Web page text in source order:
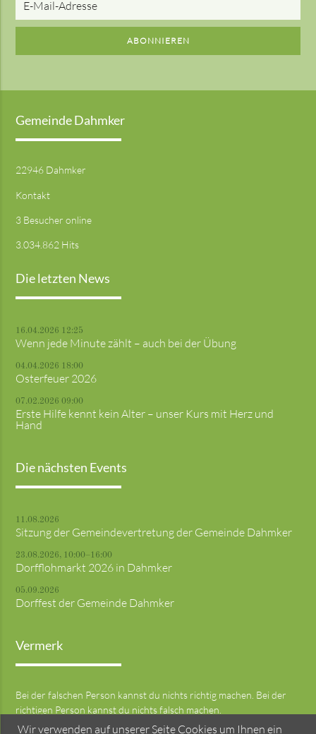
Adresse
ABONNIEREN
Gemeinde Dahmker
22946 Dahmker
Kontakt
3 Besucher online
3.034.862 Hits
Die letzten News
16.04.2026 12:25
Wenn jede Minute zählt – auch bei der Übung
04.04.2026 18:00
Osterfeuer 2026
07.02.2026 09:00
Erste Hilfe kennt kein Alter – unser Kurs mit Herz und
Hand
Die nächsten Events
11.08.2026
Sitzung der Gemeindevertretung der Gemeinde Dahmker
23.08.2026, 10:00–16:00
Dorfflohmarkt 2026 in Dahmker
05.09.2026
Dorffest der Gemeinde Dahmker
Vermerk
Bei der falschen Person kannst du nichts richtig machen. Bei der
richtigen Person kannst du nichts falsch machen.
Wir verwenden auf unserer Seite Cookies um Ihnen ein